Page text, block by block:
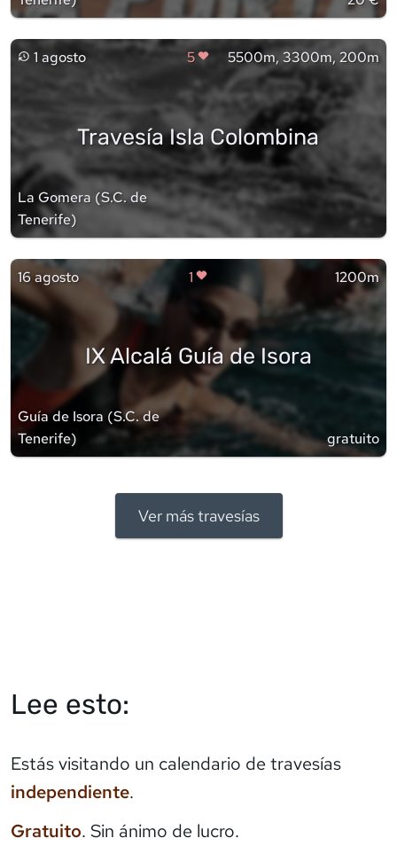
1 agosto 5 5500m, 3300m, 200m
Travesía Isla Colombina
La Gomera (S.C. de
Tenerife)
16 agosto 1 1200m
IX Alcalá Guía de Isora
Guía de Isora (S.C. de
Tenerife) gratuito
Ver más travesías
Lee esto:
Estás visitando un calendario de travesías
independiente.
Gratuito. Sin ánimo de lucro.